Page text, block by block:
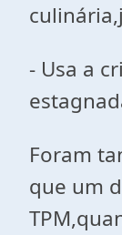
- Usa a
Foram
que um